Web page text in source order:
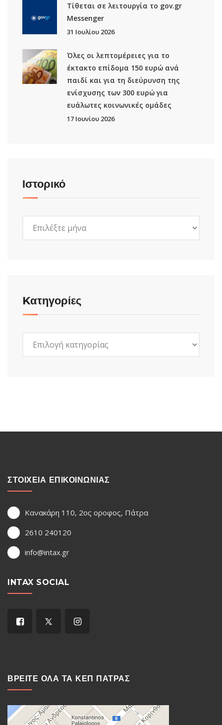
Τίθεται σε λειτουργία το gov.gr
Μessenger
31 Ιουλίου 2026
Όλες οι λεπτομέρειες για το
έκτακτο επίδομα 150 ευρώ ανά
παιδί και για τη διεύρυνση της
ενίσχυσης των 300 ευρώ για
ευάλωτες κοινωνικές ομάδες
17 Ιουνίου 2026
Ιστορικό
Kατηγορίες
ΣΤΟΙΧΕΙΑ ΕΠΙΚΟΙΝΩΝΙΑΣ
Κανακάρη 110, 2ος οροφος, Πάτρα
2610 240120
info@intax.gr
INTAX SOCIAL
ΒΡΕΙΤΕ ΟΛΑ ΤΑ ΚΕΠ ΠΑΤΡΑΣ